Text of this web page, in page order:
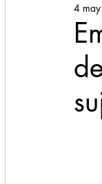
Santa 4